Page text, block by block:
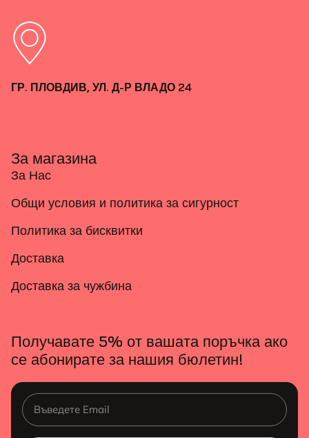
ГР. ПЛОВДИВ, УЛ. Д-Р ВЛАДО 24
За магазина
За Нас
Общи условия и политика за сигурност
Политика за бисквитки
Доставка
Доставка за чужбина
Получавате 5% от вашата поръчка ако
се абонирате за нашия бюлетин!